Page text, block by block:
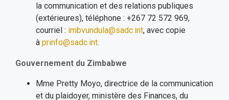
la communication et des relations publiques
(extérieures), téléphone : +267 72 572 969,
courriel : imbvundula@sadc.int, avec copie
à prinfo@sadc.int.
Gouvernement du Zimbabwe
Mme Pretty Moyo, directrice de la communication
et du plaidoyer, ministère des Finances, du